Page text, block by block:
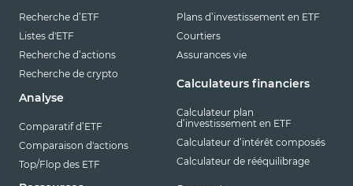
Recherche d’ETF
Listes d'ETF
Recherche d’actions
Recherche de crypto
Analyse
Comparatif d’ETF
Comparaison d'actions
Top/Flop des ETF
Plans d’investissement en ETF
Courtiers
Assurances vie
Calculateurs financiers
Calculateur plan
d’investissement en ETF
Calculateur d’intérêt composés
Calculateur de rééquilibrage